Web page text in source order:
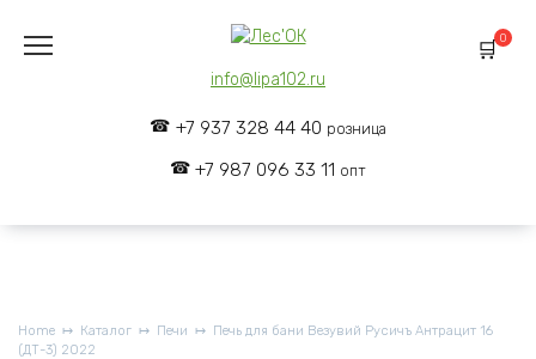
content
info@lipa102.ru
+7 937 328 44 40 розница
+7 987 096 33 11 опт
0
Home Каталог Печи
Печь для бани Везувий Русичъ Антрацит 16
(ДТ-3) 2022